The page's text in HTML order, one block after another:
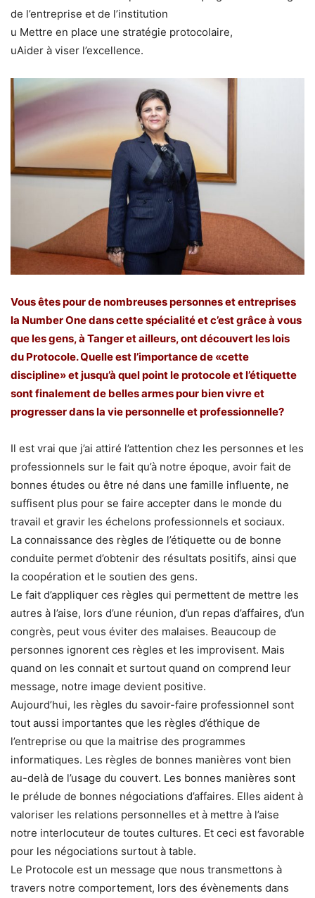
de l’entreprise et de l’institution
u Mettre en place une stratégie protocolaire,
uAider à viser l’excellence.
Vous êtes pour de nombreuses personnes et entreprises
la Number One dans cette spécialité et c’est grâce à vous
que les gens, à Tanger et ailleurs, ont découvert les lois
du Protocole. Quelle est l’importance de «cette
discipline» et jusqu’à quel point le protocole et l’étiquette
sont finalement de belles armes pour bien vivre et
progresser dans la vie personnelle et professionnelle?
Il est vrai que j’ai attiré l’attention chez les personnes et les
professionnels sur le fait qu’à notre époque, avoir fait de
bonnes études ou être né dans une famille influente, ne
suffisent plus pour se faire accepter dans le monde du
travail et gravir les échelons professionnels et sociaux.
La connaissance des règles de l’étiquette ou de bonne
conduite permet d’obtenir des résultats positifs, ainsi que
la coopération et le soutien des gens.
Le fait d’appliquer ces règles qui permettent de mettre les
autres à l’aise, lors d’une réunion, d’un repas d’affaires, d’un
congrès, peut vous éviter des malaises. Beaucoup de
personnes ignorent ces règles et les improvisent. Mais
quand on les connait et surtout quand on comprend leur
message, notre image devient positive.
Aujourd’hui, les règles du savoir-faire professionnel sont
tout aussi importantes que les règles d’éthique de
l’entreprise ou que la maitrise des programmes
informatiques. Les règles de bonnes manières vont bien
au-delà de l’usage du couvert. Les bonnes manières sont
le prélude de bonnes négociations d’affaires. Elles aident à
valoriser les relations personnelles et à mettre à l’aise
notre interlocuteur de toutes cultures. Et ceci est favorable
pour les négociations surtout à table.
Le Protocole est un message que nous transmettons à
travers notre comportement, lors des évènements dans